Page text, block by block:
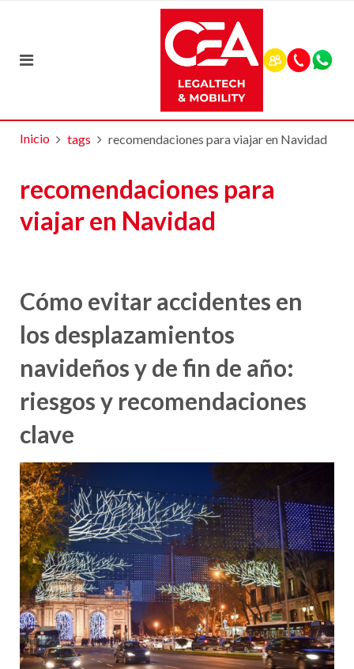
Inicio tags recomendaciones para viajar en Navidad
recomendaciones para
viajar en Navidad
Cómo evitar accidentes en
los desplazamientos
navideños y de fin de año:
riesgos y recomendaciones
clave